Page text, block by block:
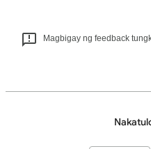
Magbigay ng feedback